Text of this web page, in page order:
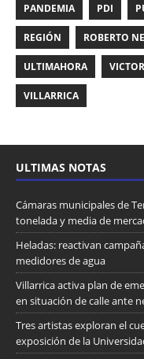
PANDEMIA PDI
REGIÓN ROBERTO
ULTIMAHORA
VILLARRICA
ULTIMAS NOTAS
Cámaras municipales de
tonelada y media de
Heladas: reactivan
medidores de agua
Villarrica activa plan de
en situación de calle ante
Tres artistas exploran el
exposición de la